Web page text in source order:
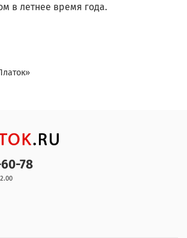
в летнее время года.
78